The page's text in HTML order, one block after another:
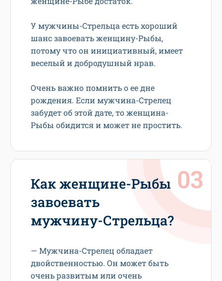
У мужчины-Стрельца есть хороший
шанс завоевать женщину-Рыбы,
потому что он инициативный, имеет
веселый и добродушный нрав.
Очень важно помнить о ее дне
рождения. Если мужчина-Стрелец
забудет об этой дате, то женщина-
Рыбы обидится и может не простить.
Как женщине-Рыбы
завоевать
мужчину-Стрельца?
— Мужчина-Стрелец обладает
двойственностью. Он может быть
очень развитым или очень